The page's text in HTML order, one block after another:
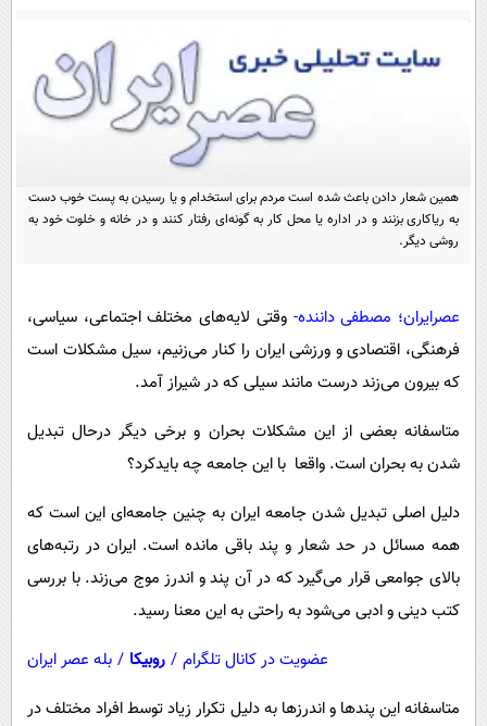
حوادث
یک برش دانایی
سفر و تفریح
بین الملل
علم و دانش
علمی
گوناگون
مجله تصویری سلاح
ورزش
سیاست
سرگرمی
فناوری
گوناگون
حوادث
محیط زیست
بین الملل
اجتماعی
خواندنی ها و دیدنی ها
داستان کوتاه
پیامک
روانشناسی
آشپزی
دانلود
آموزش زبان
همین شعار دادن باعث شده است مردم برای استخدام و یا رسیدن به پست خوب دست
به ریاکاری بزنند و در اداره یا محل کار به گونه‌ای رفتار کنند و در خانه و خلوت خود به
روشی دیگر.
عصرایران؛ مصطفی داننده- وقتی لایه‌های مختلف اجتماعی، سیاسی،
فرهنگی، اقتصادی و ورزشی ایران را کنار می‌زنیم، سیل مشکلات است
که بیرون می‌زند درست مانند سیلی که در شیراز آمد.
متاسفانه بعضی از این مشکلات بحران و برخی دیگر درحال تبدیل
شدن به بحران است. واقعا با این جامعه چه بایدکرد؟
دلیل اصلی تبدیل شدن جامعه ایران به چنین جامعه‌ای این است که
همه مسائل در حد شعار و پند باقی مانده است. ایران در رتبه‌های
بالای جوامعی قرار می‌گیرد که در آن پند و اندرز موج می‌زند. با بررسی
کتب‌ دینی و ادبی می‌شود به راحتی به این معنا رسید.
عضویت در کانال تلگرام / روبیکا / بله عصر ایران
متاسفانه این پندها و اندرزها به دلیل تکرار زیاد توسط افراد مختلف در